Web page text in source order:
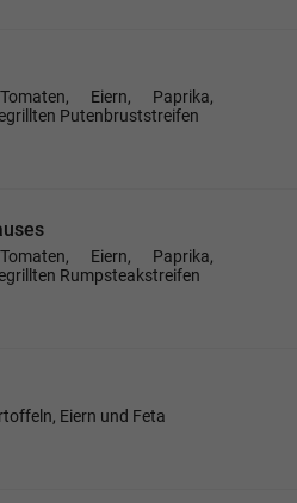
Eiern, Paprika,
Putenbruststreifen
Eiern, Paprika,
Rumpsteakstreifen
Eiern und Feta